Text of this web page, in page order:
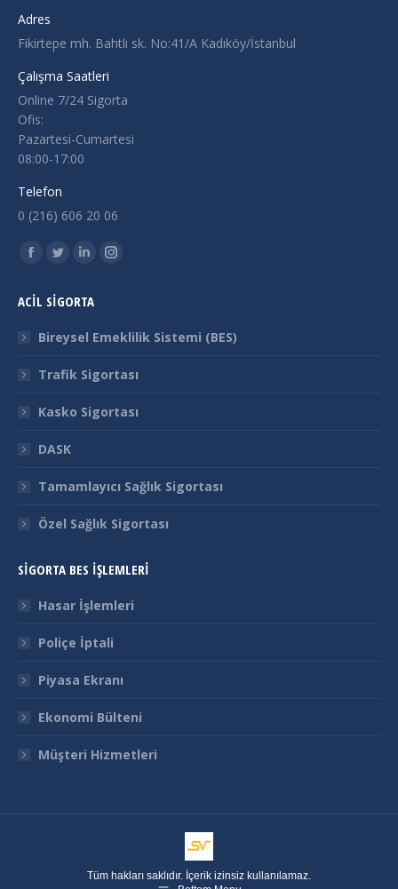
Adres
Fikirtepe mh. Bahtlı sk. No:41/A Kadıköy/İstanbul
Çalışma Saatleri
Online 7/24 Sigorta
Ofis:
Pazartesi-Cumartesi
08:00-17:00
Telefon
0 (216) 606 20 06
Find us on:
Facebook
opens
in
window
Twitter
opens
in
window
Linkedin
opens
in
window
Instagram
in
window
ACİL SİGORTA
Bireysel Emeklilik Sistemi (BES)
Trafik Sigortası
Kasko Sigortası
DASK
Tamamlayıcı Sağlık Sigortası
Özel Sağlık Sigortası
SİGORTA BES İŞLEMLERİ
Hasar İşlemleri
Poliçe İptali
Piyasa Ekranı
Ekonomi Bülteni
Müşteri Hizmetleri
Tüm hakları saklıdır. İçerik izinsiz kullanılamaz.